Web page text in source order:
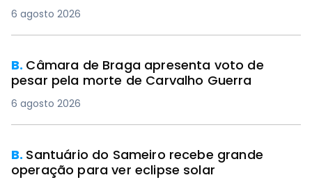
6 agosto 2026
B. Câmara de Braga apresenta voto de
pesar pela morte de Carvalho Guerra
6 agosto 2026
B. Santuário do Sameiro recebe grande
operação para ver eclipse solar